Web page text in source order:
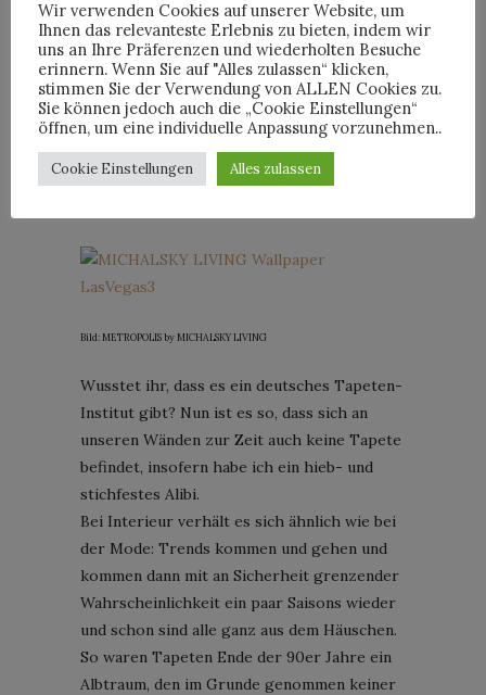
INTERIEUR
ÜBER MICHALSKY,
METROPOLIS UND
TAPETEN-TYPEN …
Bild: METROPOLIS by MICHALSKY LIVING
Wusstet ihr, dass es ein deutsches Tapeten-
Institut gibt? Nun ist es so, dass sich an
unseren Wänden zur Zeit auch keine Tapete
befindet, insofern habe ich ein hieb- und
stichfestes Alibi.
Bei Interieur verhält es sich ähnlich wie bei
der Mode: Trends kommen und gehen und
kommen dann mit an Sicherheit grenzender
Wahrscheinlichkeit ein paar Saisons wieder
und schon sind alle ganz aus dem Häuschen.
So waren Tapeten Ende der 90er Jahre ein
Albtraum, den im Grunde genommen keiner
Wir verwenden Cookies auf unserer Website, um
Ihnen das relevanteste Erlebnis zu bieten, indem wir
uns an Ihre Präferenzen und wiederholten Besuche
erinnern. Wenn Sie auf "Alles zulassen“ klicken,
stimmen Sie der Verwendung von ALLEN Cookies zu.
Sie können jedoch auch die „Cookie Einstellungen“
öffnen, um eine individuelle Anpassung vorzunehmen..
Cookie Einstellungen Alles zulassen